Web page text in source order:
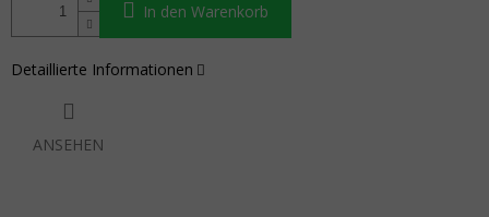
In den Warenkorb
Detaillierte Informationen
ANSEHEN